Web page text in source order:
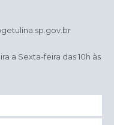
a Sexta-feira das 10h às